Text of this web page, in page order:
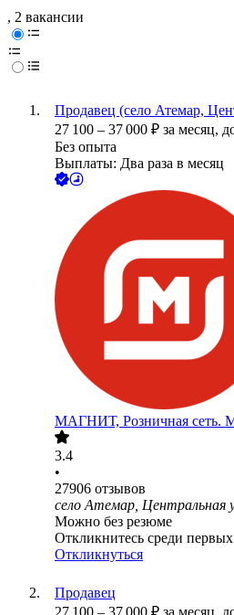
, 2 вакансии
Продавец (село Атемар,
27 100 – 37 000 ₽ за месяц,
Без опыта
Выплаты: Два раза в месяц
МАГНИТ, Розничная сеть.
3.4
•
27906 отзывов
село Атемар, Центральная
Можно без резюме
Откликнитесь среди первых
Откликнуться
Продавец